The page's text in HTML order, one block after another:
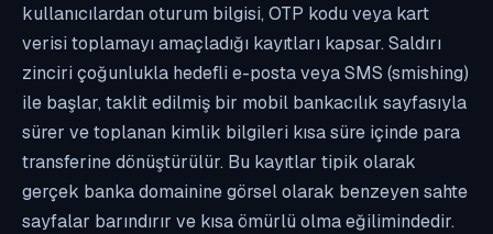
kullanıcılardan oturum bilgisi, OTP kodu veya kart
verisi toplamayı amaçladığı kayıtları kapsar. Saldırı
zinciri çoğunlukla hedefli e-posta veya SMS (smishing)
ile başlar, taklit edilmiş bir mobil bankacılık sayfasıyla
sürer ve toplanan kimlik bilgileri kısa süre içinde para
transferine dönüştürülür. Bu kayıtlar tipik olarak
gerçek banka domainine görsel olarak benzeyen sahte
sayfalar barındırır ve kısa ömürlü olma eğilimindedir.